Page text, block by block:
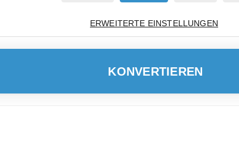
ERWEITERTE EINSTELLUNGEN
KONVERTIEREN